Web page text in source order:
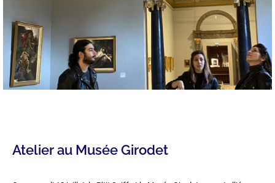
Atelier au Musée Girodet